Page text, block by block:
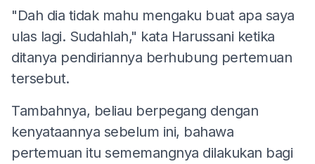
"Dah dia tidak mahu mengaku buat apa saya
ulas lagi. Sudahlah," kata Harussani ketika
ditanya pendiriannya berhubung pertemuan
tersebut.
Tambahnya, beliau berpegang dengan
kenyataannya sebelum ini, bahawa
pertemuan itu sememangnya dilakukan bagi